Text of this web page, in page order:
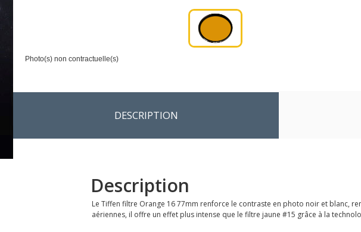
Photo(s) non contractuelle(s)
DESCRIPTION
Description
Le Tiffen filtre Orange 16 77mm renforce le contraste en photo noir et blanc,
aériennes, il offre un effet plus intense que le filtre jaune #15 grâce à la